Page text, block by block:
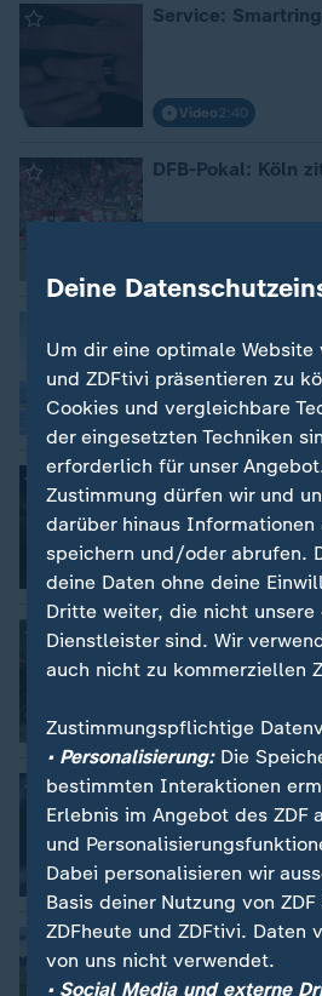
Service:
Video2:40
DFB-Pokal: Köln
Sail-GP:
Video
Beistandstreue
3:00
Die faszinierende
Schimmel
Video3:32
DFB-Pokal:
Video 0:57
DFB-Pokal:
Deine
Um dir eine optimale Website
und ZDFtivi präsentieren zu
Cookies und vergleichbare
der eingesetzten Techniken
erforderlich für unser
Zustimmung dürfen wir und
darüber hinaus Informationen
speichern und/oder abrufen.
deine Daten ohne deine
Dritte weiter, die nicht unsere
Dienstleister sind. Wir
auch nicht zu kommerziellen
Zustimmungspflichtige
• Personalisierung:Die
bestimmten Interaktionen
Erlebnis im Angebot des ZDF
und
Dabei personalisieren wir
Basis deiner Nutzung von
ZDFheute und ZDFtivi. Daten
von uns nicht verwendet.
• Social Media und externe